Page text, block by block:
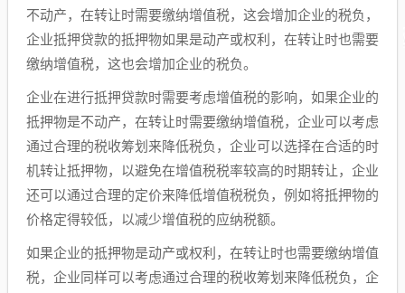
不动产，在转让时需要缴纳增值税，这会增加企业的税负，
企业抵押贷款的抵押物如果是动产或权利，在转让时也需要
缴纳增值税，这也会增加企业的税负。
企业在进行抵押贷款时需要考虑增值税的影响，如果企业的
抵押物是不动产，在转让时需要缴纳增值税，企业可以考虑
通过合理的税收筹划来降低税负，企业可以选择在合适的时
机转让抵押物，以避免在增值税税率较高的时期转让，企业
还可以通过合理的定价来降低增值税税负，例如将抵押物的
价格定得较低，以减少增值税的应纳税额。
如果企业的抵押物是动产或权利，在转让时也需要缴纳增值
税，企业同样可以考虑通过合理的税收筹划来降低税负，企